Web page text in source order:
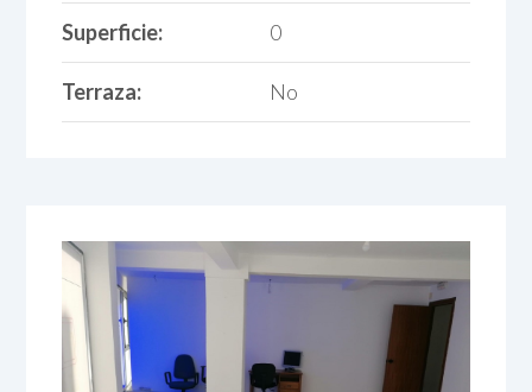
Superficie: 0
Terraza: No